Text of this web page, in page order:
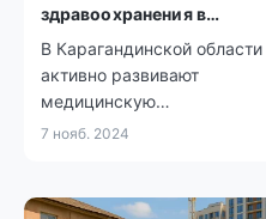
здравоохранения в
Карагандинской области
В Карагандинской области
активно развивают
медицинскую
инфраструктуру в сельских
объектов, включая
7 нояб. 2024